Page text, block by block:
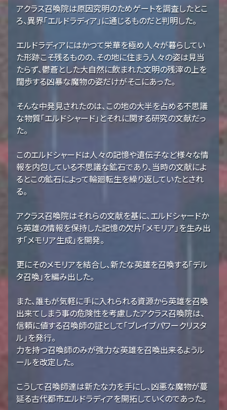
アクラス召喚院は原因究明のためゲートを調査したとこ
ろ、異界「エルドラディア」に通じるものだと判明した。
エルドラディアにはかつて栄華を極め人々が暮らしてい
た形跡こそ残るものの、その地に住まう人々の姿は見当
たらず、鬱蒼とした大自然に飲まれた文明の残滓の上を
闊歩する凶暴な魔物の姿だけがそこにあった。
そんな中発見されたのは、この地の大半を占める不思議
な物質「エルドシャード」とそれに関する研究の文献だっ
た。
このエルドシャードは人々の記憶や遺伝子など様々な情
報を内包している不思議な鉱石であり、当時の文献によ
るとこの鉱石によって輪廻転生を繰り返していたとされ
る。
アクラス召喚院はそれらの文献を基に、エルドシャードか
ら英雄の情報を保持した記憶の欠片「メモリア」を生み出
す「メモリア生成」を開発。
更にそのメモリアを結合し、新たな英雄を召喚する「デル
タ召喚」を編み出した。
また、誰もが気軽に手に入れられる資源から英雄を召喚
出来てしまう事の危険性を考慮したアクラス召喚院は、
信頼に値する召喚師の証として「ブレイブパワークリスタ
ル」を発行。
力を持つ召喚師のみが強力な英雄を召喚出来るようル
ールを改定した。
こうして召喚師達は新たな力を手にし、凶悪な魔物が蔓
延る古代都市エルドラディアを開拓していくのであった。